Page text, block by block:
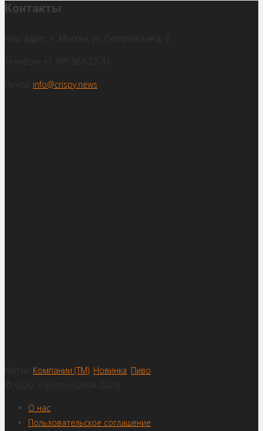
Контакты
Наш адрес: г. Москва, ул. Суворовская д. 6
Телефон: +7 495 963-27-31
Почта: info@crispy.news
Метки: Компании (ТМ) Новинка Пиво
© ООО «Просто» (2004-2020)
О нас
Пользовательское соглашение